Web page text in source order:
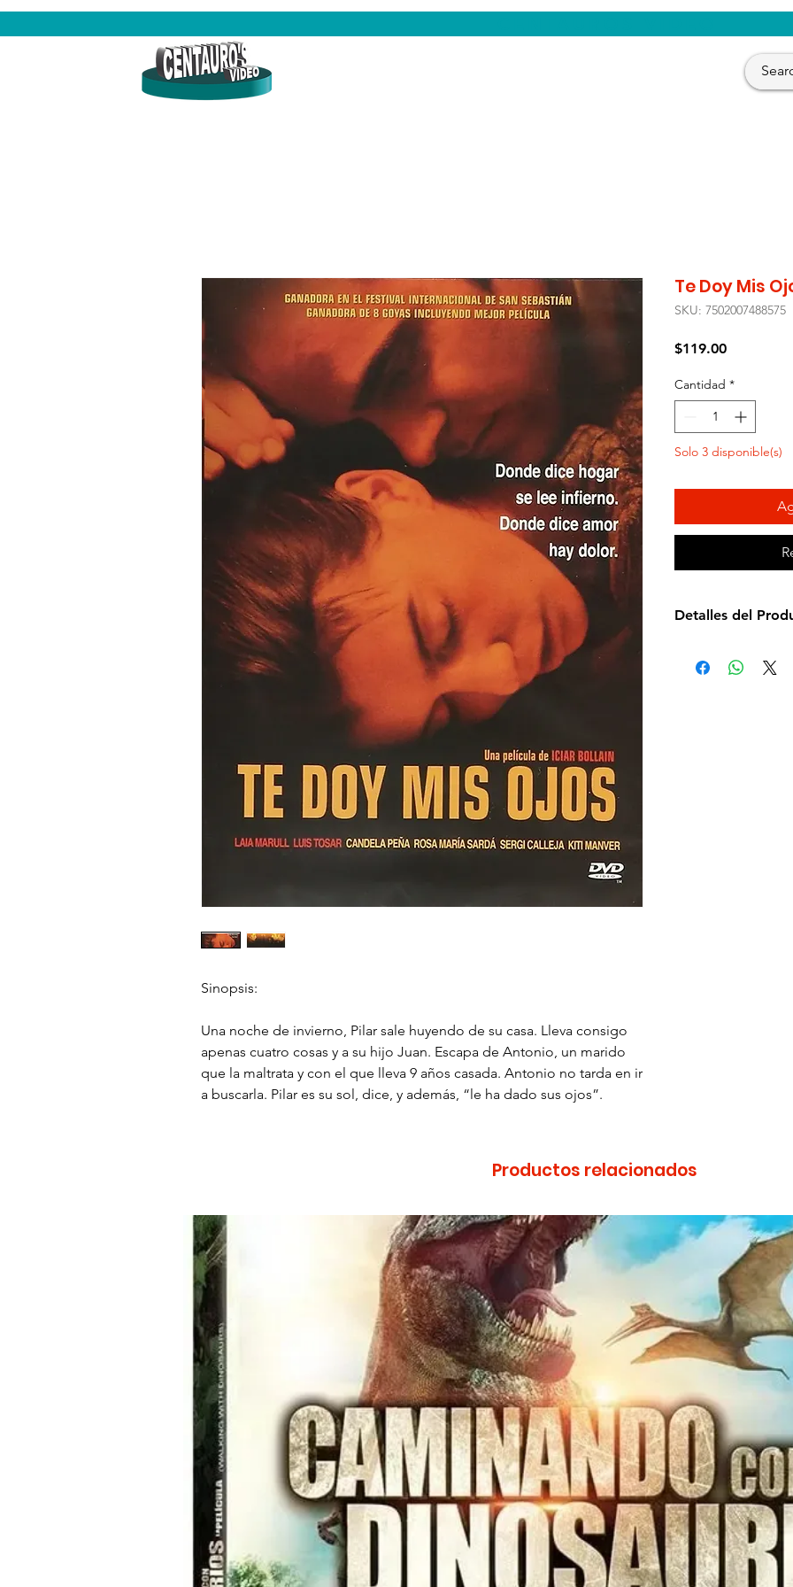
Sinopsis:
Una noche de invierno, Pilar sale huyendo de su casa. Lleva consigo
apenas cuatro cosas y a su hijo Juan. Escapa de Antonio, un marido
que la maltrata y con el que lleva 9 años casada. Antonio no tarda en ir
a buscarla. Pilar es su sol, dice, y además, “le ha dado sus ojos”.
Te Doy Mis
SKU: 7502007488575
$119.00Precio
Cantidad *
Solo 3 disponible(s)
Detalles del
Idioma: Español
Productos relacionados